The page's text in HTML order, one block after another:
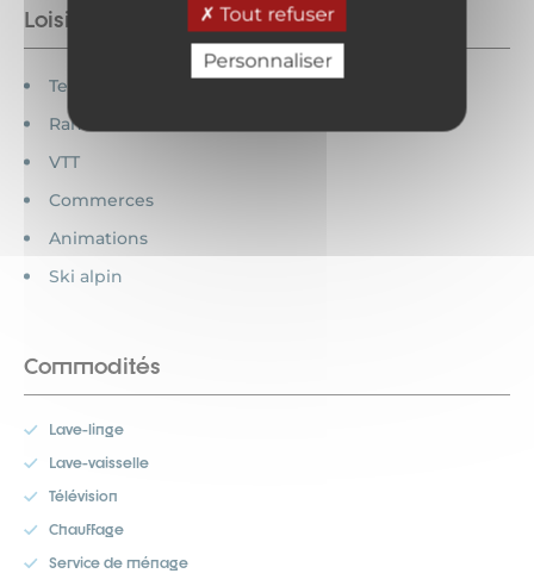
Tout refuser
Personnaliser
Loisirs à proximité
Tennis
Randonnée
VTT
Commerces
Animations
Ski alpin
Commodités
Lave-linge
Lave-vaisselle
Télévision
Chauffage
Service de ménage